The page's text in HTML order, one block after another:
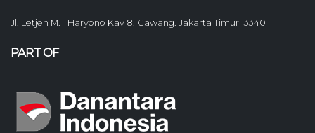
Jl. Letjen M.T Haryono Kav 8, Cawang. Jakarta Timur 13340
PART OF